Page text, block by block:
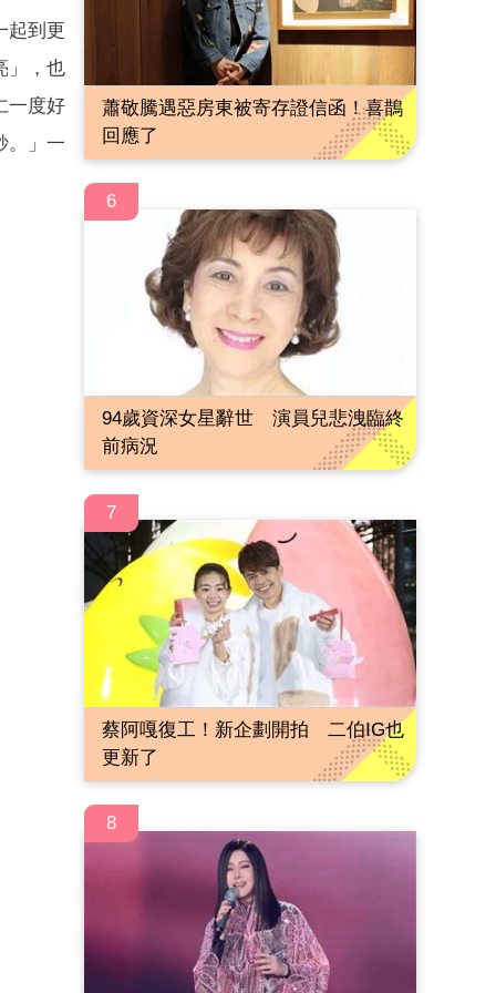
起到更
」，也
一度好
。」一
蕭敬騰遇惡房東被寄存證信函！喜鵲
回應了
6
94歲資深女星辭世 演員兒悲洩臨終
前病況
7
蔡阿嘎復工！新企劃開拍 二伯IG也
更新了
8